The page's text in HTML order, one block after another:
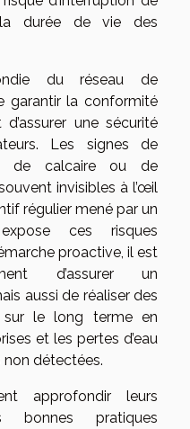
durée de vie des
du réseau de
garantir la conformité
une sécurité
Les signes de
de calcaire ou de
invisibles à l’œil
régulier mené par un
ces risques
proactive, il est
d’assurer un
aussi de réaliser des
sur le long terme en
et les pertes d’eau
détectées.
approfondir leurs
bonnes pratiques